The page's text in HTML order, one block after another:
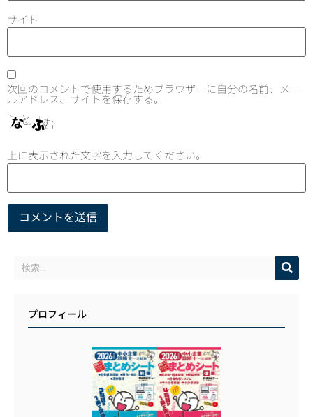
サイト
次回のコメントで使用するためブラウザーに自分の名前、メー
ルアドレス、サイトを保存する。
上に表示された文字を入力してください。
プロフィール